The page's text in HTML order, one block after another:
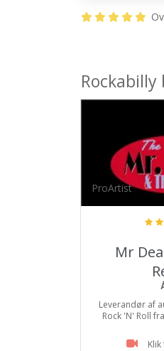
ProArtist
Mr
Leverandør af
Rock 'N' Roll